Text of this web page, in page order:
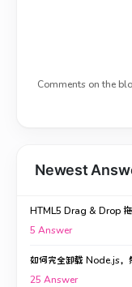
Comments on the
Newest
HTML5 Drag & Drop 拖
5 Answer
如何完全卸载 Node.js，
25 Answer